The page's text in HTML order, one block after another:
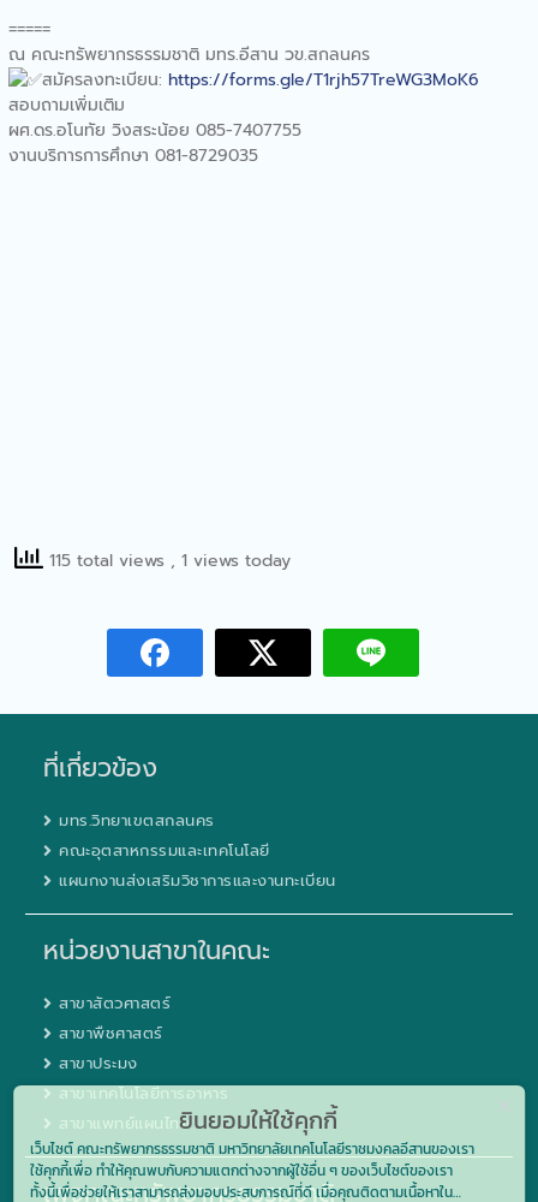
ยินยอมให้ใช้คุกกี้
เว็บไซต์ คณะทรัพยากรธรรมชาติ มหาวิทยาลัยเทคโนโลยีราชมงคลอีสานของเรา
ใช้คุกกี้เพื่อ ทำให้คุณพบกับความแตกต่างจากผู้ใช้อื่น ๆ ของเว็บไซต์ของเรา
ทั้งนี้เพื่อช่วยให้เราสามารถส่งมอบประสบการณ์ที่ดี เมื่อคุณติดตามเนื้อหาใน
รายงานการประกันคุณภาพ
การศึกษา ระดับหลักสูตร ตาม
คณะทรัพยากรธรรมชาติร่วม
=====
ณ คณะทรัพยากรธรรมชาติ มทร.อีสาน วข.สกลนคร
สมัครลงทะเบียน: https://forms.gle/T1rjh57TreWG3MoK6
สอบถามเพิ่มเติม
ผศ.ดร.อโนทัย วิงสระน้อย 085-7407755
งานบริการการศึกษา 081-8729035
115 total views , 1 views today
ที่เกี่ยวข้อง
มทร.วิทยาเขตสกลนคร
คณะอุตสาหกรรมและเทคโนโลยี
แผนกงานส่งเสริมวิชาการและงานทะเบียน
หน่วยงานสาขาในคณะ
สาขาสัตวศาสตร์
สาขาพืชศาสตร์
สาขาประมง
สาขาเทคโนโลยีการอาหาร
สาขาแพทย์แผนไทย
เพจคณะทรัพยากรธรรมชาติ